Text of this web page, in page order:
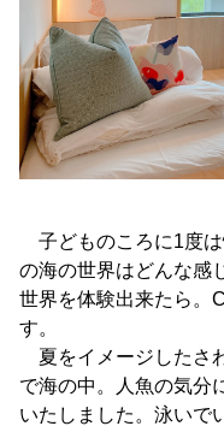
子どものころに1度は
の海の世界はどんな感
世界を体験出来たら。
す。
夏をイメージしたさ
で海の中。人魚の気分
いたしました。泳いで